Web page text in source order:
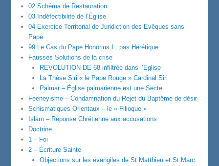
02 Schéma de Restauration
03 Indéfectibilité de l’Église
04 Exercice Territorial de Juridiction des Evêques sans
Pape
99 Le Cas du Pape Honorius I : pas Hérétique
Fausses Solutions de la crise
REVOLUTION DE 68 infiltrée dans l’Eglise
La Thèse Siri « le Pape Rouge » Cardinal Siri
Palmar – Église palmarienne est une Secte
Feeneyisme – Condamnation du Rejet du Baptême de désir
Schismatiques Orientaux – le « Filioque »
Islam – Réponse Chrétienne aux accusations
Doctrine
1 – Foi
2 – Écriture Sainte
Objections sur les évangiles de St Matthieu et St Marc